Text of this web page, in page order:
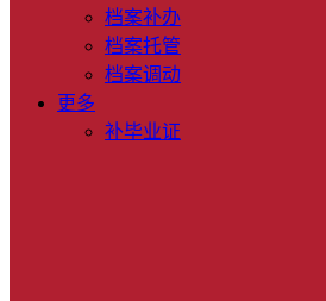
档案补办
档案托管
档案调动
更多
补毕业证